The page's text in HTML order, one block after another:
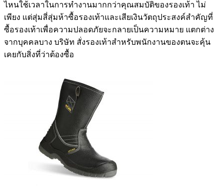
ไหนใช้เวลาในการทำงานมากกว่าคุณสมบัติของรองเท้า ไม่
เพียง แต่สุ่มสี่สุ่มห้าซื้อรองเท้าและเสียเงินวัตถุประสงค์สำคัญที่
ซื้อรองเท้าเพื่อความปลอดภัยจะกลายเป็นความหมาย แตกต่าง
จากบุคคลบาง บริษัท สั่งรองเท้าสำหรับพนักงานของตนจะคุ้น
เคยกับสิ่งที่ว่าต้องซื้อ